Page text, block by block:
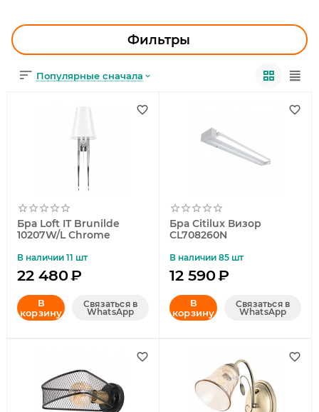
Фильтры
Популярные сначала
Бра Loft IT Brunilde
10207W/L Chrome
В наличии 11 шт
22 480₽
В
корзину
Связаться в
WhatsApp
Бра Citilux Визор
CL708260N
В наличии 85 шт
12 590₽
В
корзину
Связаться в
WhatsApp
ОФИСНОЕ ОСВЕЩЕНИЕ
СВЕТОДИОДНАЯ ПОДСВЕТКА
ЭЛЕКТРОТОВАРЫ
КОМПЛЕКТУЮЩИЕ
ПРЕДМЕТЫ ИНТЕРЬЕРА
НОВОГОДНИЕ ТОВАРЫ